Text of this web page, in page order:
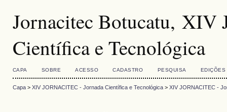
Jornacitec Botucatu, XIV
Científica e Tecnológica
CAPA SOBRE ACESSO CADASTRO PESQUISA EDIÇÕES
Capa> XIV JORNACITEC - Jornada Científica e Tecnológica> XIV JORNACITEC -